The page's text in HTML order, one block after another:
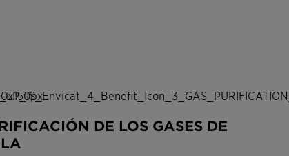
DE LOS GASES DE